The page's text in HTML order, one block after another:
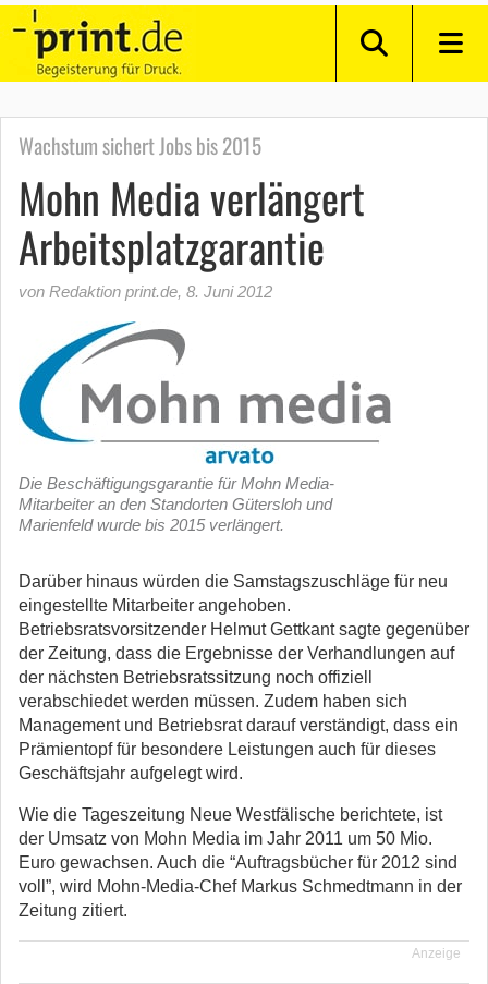
Wachstum sichert Jobs bis 2015
Mohn Media verlängert
Arbeitsplatzgarantie
von Redaktion print.de, 8. Juni 2012
Die Beschäftigungsgarantie für Mohn Media-
Mitarbeiter an den Standorten Gütersloh und
Marienfeld wurde bis 2015 verlängert.
Darüber hinaus würden die Samstagszuschläge für neu
eingestellte Mitarbeiter angehoben.
Betriebsratsvorsitzender Helmut Gettkant sagte gegenüber
der Zeitung, dass die Ergebnisse der Verhandlungen auf
der nächsten Betriebsratssitzung noch offiziell
verabschiedet werden müssen. Zudem haben sich
Management und Betriebsrat darauf verständigt, dass ein
Prämientopf für besondere Leistungen auch für dieses
Geschäftsjahr aufgelegt wird.
Wie die Tageszeitung Neue Westfälische berichtete, ist
der Umsatz von Mohn Media im Jahr 2011 um 50 Mio.
Euro gewachsen. Auch die “Auftragsbücher für 2012 sind
voll”, wird Mohn-Media-Chef Markus Schmedtmann in der
Zeitung zitiert.
Anzeige